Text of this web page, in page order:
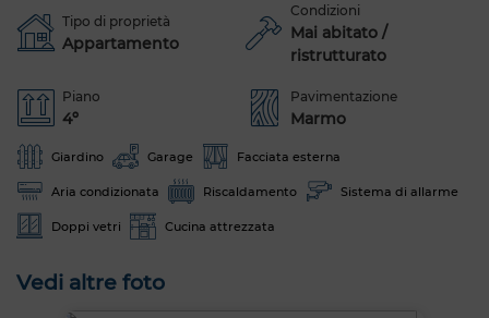
Tipo di proprietà
Appartamento
Condizioni
Mai abitato /
ristrutturato
Piano
4º
Pavimentazione
Marmo
Giardino Garage Facciata esterna
Aria condizionata Riscaldamento Sistema di allarme
Doppi vetri Cucina attrezzata
Vedi altre foto